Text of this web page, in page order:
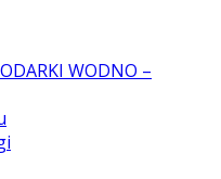
WODNO –